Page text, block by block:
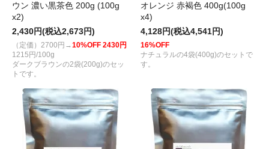
ウン 濃い黒茶色 200g (100g
x2)
2,430円(税込2,673円)
（定価）2700円→10%OFF 2430円
1215円/100g
ダークブラウンの2袋(200g)のセッ
トです。
オレンジ 赤褐色 400g(100g
x4)
4,128円(税込4,541円)
16%OFF
ナチュラルの4袋(400g)のセットで
す。